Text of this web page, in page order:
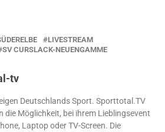
LIVESTREAM
SV CURSLACK-NEUENGAMME
tv
Deutschlands Sport. Sporttotal.TV
die Möglichkeit, bei ihrem Lieblingsevent
Laptop oder TV-Screen. Die